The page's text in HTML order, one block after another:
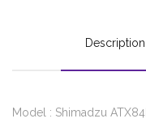
Description
Model : Shimadzu